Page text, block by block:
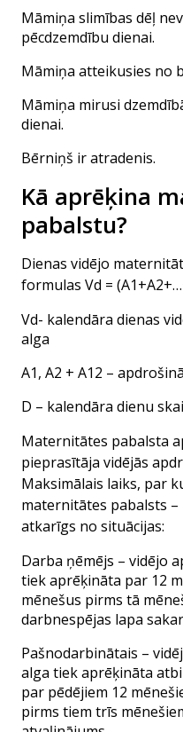
Māmiņa slimības dēļ
pēcdzemdību dienai.
Māmiņa atteikusies no
Māmiņa mirusi
dienai.
Bērniņš ir atradenis.
Kā aprēķina
pabalstu?
Dienas vidējo
formulas Vd =
Vd- kalendāra dienas
alga
A1, A2 + A12 –
D – kalendāra dienu
Maternitātes pabalsta
pieprasītāja vidējās
Maksimālais laiks, par
maternitātes pabalsts –
atkarīgs no situācijas:
Darba ņēmējs – vidējo
tiek aprēķināta par 12
mēnešus pirms tā
darbnespējas lapa
Pašnodarbinātais –
alga tiek aprēķināta
par pēdējiem 12
pirms tiem trīs